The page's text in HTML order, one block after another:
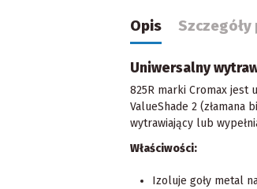
Opis
Uniwersalny
825R marki Cromax jest
ValueShade 2 (złamana
wytrawiający lub
Właściwości:
Izoluje goły metal